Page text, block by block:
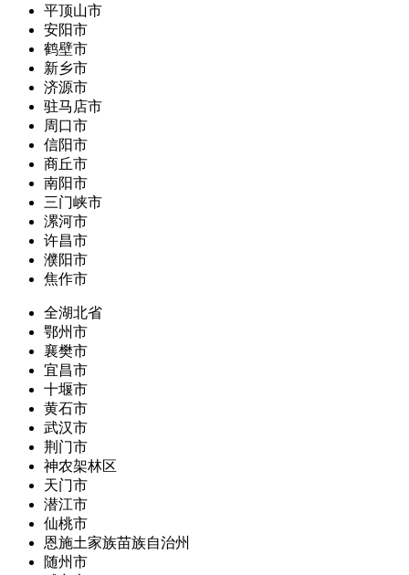
平顶山市
安阳市
鹤壁市
新乡市
济源市
驻马店市
周口市
信阳市
商丘市
南阳市
三门峡市
漯河市
许昌市
濮阳市
焦作市
全湖北省
鄂州市
襄樊市
宜昌市
十堰市
黄石市
武汉市
荆门市
神农架林区
天门市
潜江市
仙桃市
恩施土家族苗族自治州
随州市